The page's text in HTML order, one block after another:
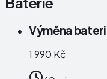
Výměna
1 990 Kč